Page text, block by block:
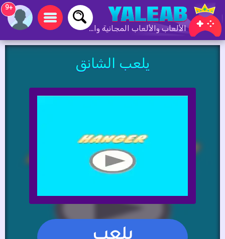
الألعاب والألعاب المجانية والألعاب عبر الإنترنت
+9
يلعب الشانق